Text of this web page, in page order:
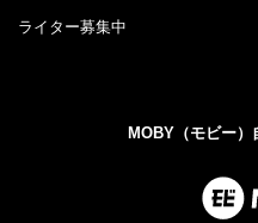
ライター募集中
MOBY（モビー）